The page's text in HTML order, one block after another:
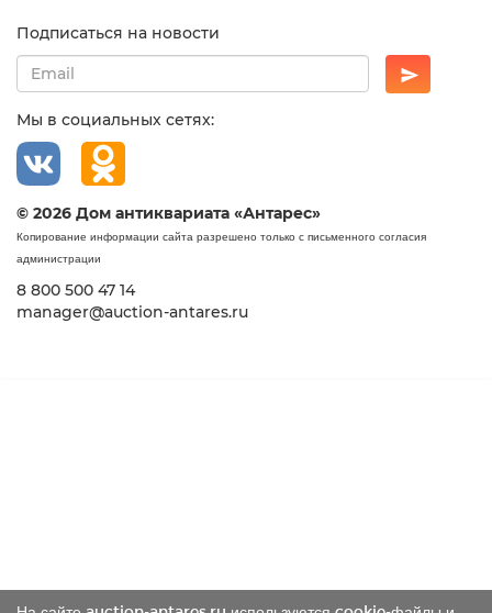
Подписаться на новости
Мы в социальных сетях:
© 2026 Дом антиквариата «Антарес»
Копирование информации сайта разрешено только с письменного согласия
администрации
8 800 500 47 14
manager@auction-antares.ru